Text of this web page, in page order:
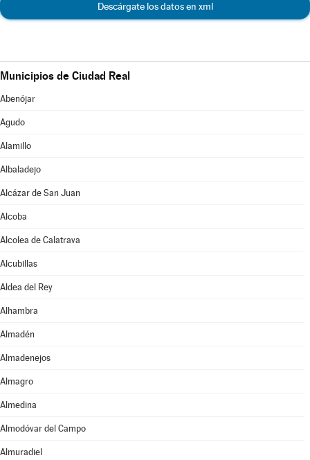
Descárgate los datos en xml
Municipios de Ciudad Real
Abenójar
Agudo
Alamillo
Albaladejo
Alcázar de San Juan
Alcoba
Alcolea de Calatrava
Alcubillas
Aldea del Rey
Alhambra
Almadén
Almadenejos
Almagro
Almedina
Almodóvar del Campo
Almuradiel